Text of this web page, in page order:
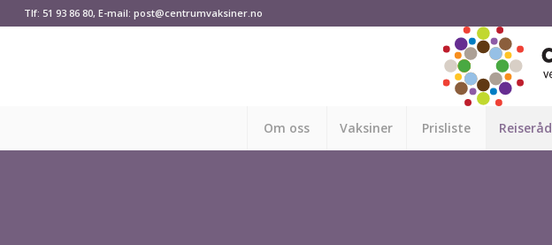
Tlf: 51 93 86 80, E-mail: post@centrumvaksiner.no
Om oss Vaksiner Prisliste Reiseråd